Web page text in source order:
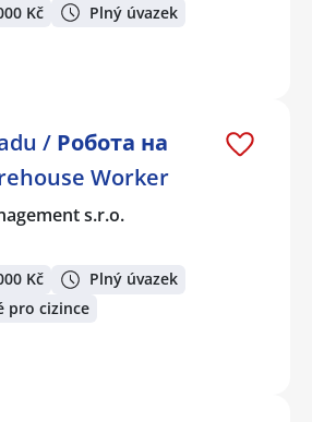
Kč Plný úvazek
/ Робота на
Worker
s.r.o.
Kč
Plný úvazek
pro cizince